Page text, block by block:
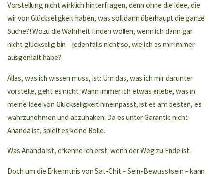
Vorstellung nicht wirklich hinterfragen, denn ohne die Idee, die
wir von Glückseligkeit haben, was soll dann überhaupt die ganze
Suche?! Wozu die Wahrheit finden wollen, wenn ich dann gar
nicht glückselig bin – jedenfalls nicht so, wie ich es mir immer
ausgemalt habe?
Alles, was ich wissen muss, ist: Um das, was ich mir darunter
vorstelle, geht es nicht. Wann immer ich etwas erlebe, was in
meine Idee von Glückseligkeit hineinpasst, ist es am besten, es
wahrzunehmen und abzuhaken. Da es unter Garantie nicht
Ananda ist, spielt es keine Rolle.
Was Ananda ist, erkenne ich erst, wenn der Weg zu Ende ist.
Doch um die Erkenntnis von Sat-Chit – Sein-Bewusstsein – kann